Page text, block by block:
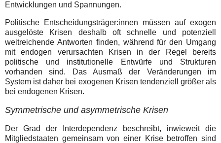
Entwicklungen und Spannungen.
Politische Entscheidungsträger:innen müssen auf exogen
ausgelöste Krisen deshalb oft schnelle und potenziell
weitreichende Antworten finden, während für den Umgang
mit endogen verursachten Krisen in der Regel bereits
politische und institutionelle Entwürfe und Strukturen
vorhanden sind. Das Ausmaß der Veränderungen im
System ist daher bei exogenen Krisen tendenziell größer als
bei endogenen Krisen.
Symmetrische und asymmetrische Krisen
Der Grad der Interdependenz beschreibt, inwieweit die
Mitgliedstaaten gemeinsam von einer Krise betroffen sind